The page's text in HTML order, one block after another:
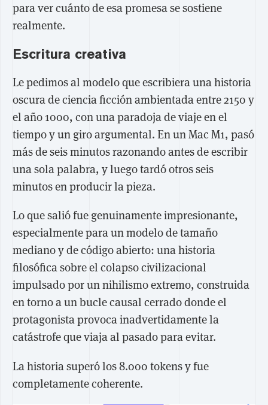
para ver cuánto de esa promesa se sostiene
realmente.
Escritura creativa
Le pedimos al modelo que escribiera una historia
oscura de ciencia ficción ambientada entre 2150 y
el año 1000, con una paradoja de viaje en el
tiempo y un giro argumental. En un Mac M1, pasó
más de seis minutos razonando antes de escribir
una sola palabra, y luego tardó otros seis
minutos en producir la pieza.
Lo que salió fue genuinamente impresionante,
especialmente para un modelo de tamaño
mediano y de código abierto: una historia
filosófica sobre el colapso civilizacional
impulsado por un nihilismo extremo, construida
en torno a un bucle causal cerrado donde el
protagonista provoca inadvertidamente la
catástrofe que viaja al pasado para evitar.
La historia superó los 8.000 tokens y fue
completamente coherente.